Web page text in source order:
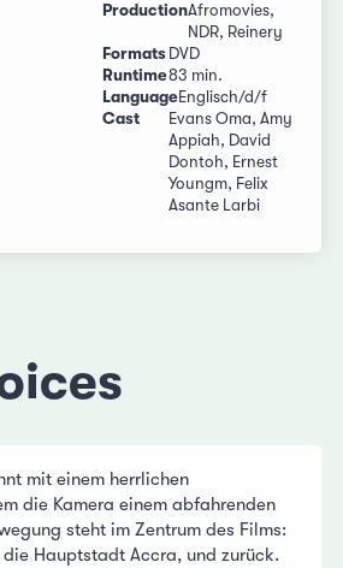
ProductionAfromovies,
NDR, Reinery
Formats DVD
Runtime83 min.
LanguageEnglisch/d/f
Cast
Evans Oma, Amy
Appiah, David
Dontoh, Ernest
Youngm, Felix
Asante Larbi
mit einem herrlichen
die Kamera einem abfahrenden
steht im Zentrum des Films:
Hauptstadt Accra, und zurück.